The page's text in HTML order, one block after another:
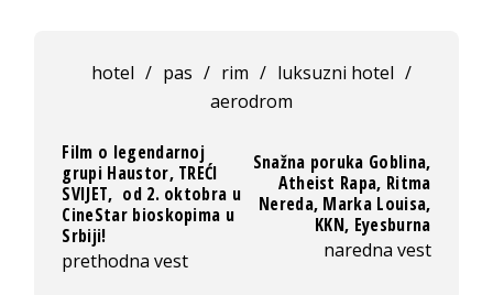
hotel / pas / rim / luksuzni hotel /
aerodrom
Film o legendarnoj
grupi Haustor, TREĆI
SVIJET, od 2. oktobra u
CineStar bioskopima u
Srbiji!
prethodna vest
Snažna poruka Goblina,
Atheist Rapa, Ritma
Nereda, Marka Louisa,
KKN, Eyesburna
naredna vest